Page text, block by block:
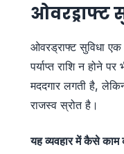
ओवरड्राफ्ट
ओवरड्राफ्ट सुविधा
पर्याप्त राशि न होने
मददगार लगती है,
राजस्व स्रोत है।
यह व्यवहार में कैसे काम